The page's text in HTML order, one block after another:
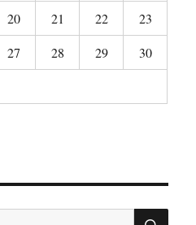
20 21 22
23
27 28 29
30